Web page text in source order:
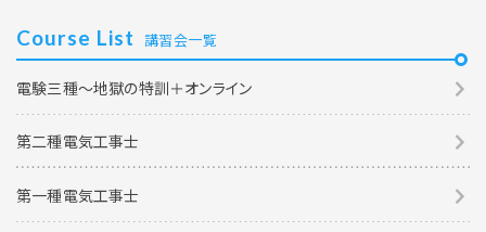
Course List 講習会一覧
電験三種～地獄の特訓＋オンライン
第二種電気工事士
第一種電気工事士